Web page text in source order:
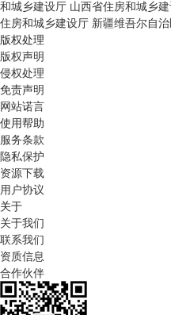
和城乡建设厅 山西省住房和城乡
住房和城乡建设厅 新疆维吾尔自
版权处理
版权声明
侵权处理
免责声明
网站诺言
使用帮助
服务条款
隐私保护
资源下载
用户协议
关于
关于我们
联系我们
资质信息
合作伙伴